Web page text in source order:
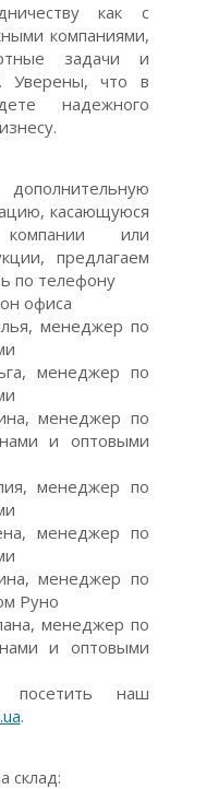
как с
компаниями,
задачи и
Уверены, что в
надежного
касающуюся
или
предлагаем
по телефону
офиса
менеджер по
менеджер по
менеджер по
и оптовыми
менеджер по
менеджер по
менеджер по
Руно
менеджер по
и оптовыми
посетить наш
.
склад: